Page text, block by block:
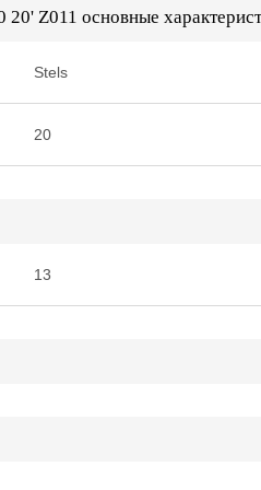
Z011 основные
Stels
20
13